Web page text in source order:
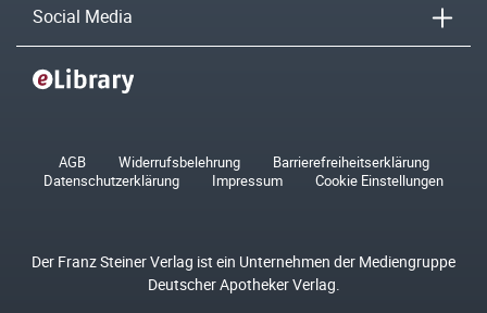
Social Media
AGB Widerrufsbelehrung
Barrierefreiheitserklärung
Datenschutzerklärung
Impressum Cookie Einstellungen
Der Franz Steiner Verlag ist ein Unternehmen der Mediengruppe
Deutscher Apotheker Verlag.